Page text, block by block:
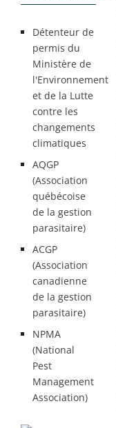
Détenteur de
permis du
Ministère de
l'Environnement
et de la Lutte
contre les
changements
climatiques
AQGP
(Association
québécoise
de la gestion
parasitaire)
ACGP
(Association
canadienne
de la gestion
parasitaire)
NPMA
(National
Pest
Management
Association)